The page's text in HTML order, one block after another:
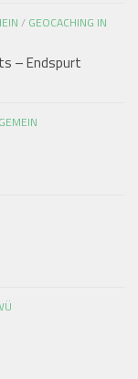
/ GEOCACHING IN
– Endspurt